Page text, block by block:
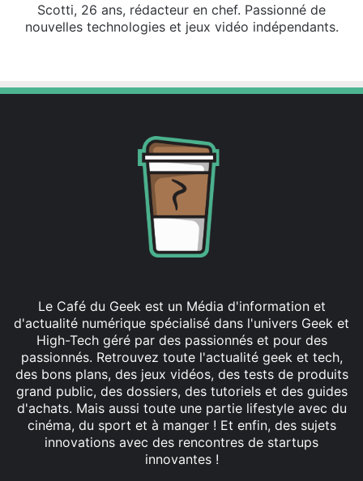
Scotti, 26 ans, rédacteur en chef. Passionné de
nouvelles technologies et jeux vidéo indépendants.
Le Café du Geek est un Média d'information et
d'actualité numérique spécialisé dans l'univers Geek et
High-Tech géré par des passionnés et pour des
passionnés. Retrouvez toute l'actualité geek et tech,
des bons plans, des jeux vidéos, des tests de produits
grand public, des dossiers, des tutoriels et des guides
d'achats. Mais aussi toute une partie lifestyle avec du
cinéma, du sport et à manger ! Et enfin, des sujets
innovations avec des rencontres de startups
innovantes !